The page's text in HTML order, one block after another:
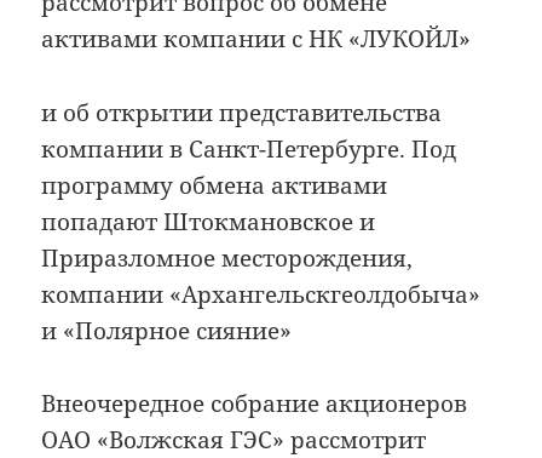
активами компании с НК «ЛУКОЙЛ»
и об открытии представительства
компании в Санкт-Петербурге. Под
программу обмена активами
попадают Штокмановское и
Приразломное месторождения,
компании «Архангельскгеолдобыча»
и «Полярное сияние»
Внеочередное собрание акционеров
ОАО «Волжская ГЭС» рассмотрит